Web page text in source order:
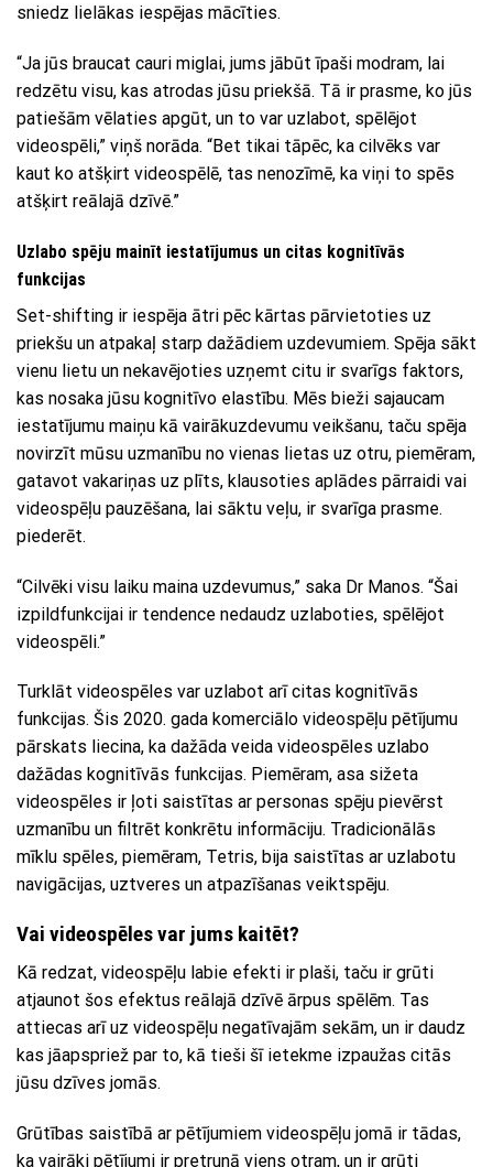
sniedz lielākas iespējas mācīties.
“Ja jūs braucat cauri miglai, jums jābūt īpaši modram, lai
redzētu visu, kas atrodas jūsu priekšā. Tā ir prasme, ko jūs
patiešām vēlaties apgūt, un to var uzlabot, spēlējot
videospēli,” viņš norāda. “Bet tikai tāpēc, ka cilvēks var
kaut ko atšķirt videospēlē, tas nenozīmē, ka viņi to spēs
atšķirt reālajā dzīvē.”
Uzlabo spēju mainīt iestatījumus un citas kognitīvās
funkcijas
Set-shifting ir iespēja ātri pēc kārtas pārvietoties uz
priekšu un atpakaļ starp dažādiem uzdevumiem. Spēja sākt
vienu lietu un nekavējoties uzņemt citu ir svarīgs faktors,
kas nosaka jūsu kognitīvo elastību. Mēs bieži sajaucam
iestatījumu maiņu kā vairākuzdevumu veikšanu, taču spēja
novirzīt mūsu uzmanību no vienas lietas uz otru, piemēram,
gatavot vakariņas uz plīts, klausoties aplādes pārraidi vai
videospēļu pauzēšana, lai sāktu veļu, ir svarīga prasme.
piederēt.
“Cilvēki visu laiku maina uzdevumus,” saka Dr Manos. “Šai
izpildfunkcijai ir tendence nedaudz uzlaboties, spēlējot
videospēli.”
Turklāt videospēles var uzlabot arī citas kognitīvās
funkcijas. Šis 2020. gada komerciālo videospēļu pētījumu
pārskats liecina, ka dažāda veida videospēles uzlabo
dažādas kognitīvās funkcijas. Piemēram, asa sižeta
videospēles ir ļoti saistītas ar personas spēju pievērst
uzmanību un filtrēt konkrētu informāciju. Tradicionālās
mīklu spēles, piemēram, Tetris, bija saistītas ar uzlabotu
navigācijas, uztveres un atpazīšanas veiktspēju.
Vai videospēles var jums kaitēt?
Kā redzat, videospēļu labie efekti ir plaši, taču ir grūti
atjaunot šos efektus reālajā dzīvē ārpus spēlēm. Tas
attiecas arī uz videospēļu negatīvajām sekām, un ir daudz
kas jāapspriež par to, kā tieši šī ietekme izpaužas citās
jūsu dzīves jomās.
Grūtības saistībā ar pētījumiem videospēļu jomā ir tādas,
ka vairāki pētījumi ir pretrunā viens otram, un ir grūti